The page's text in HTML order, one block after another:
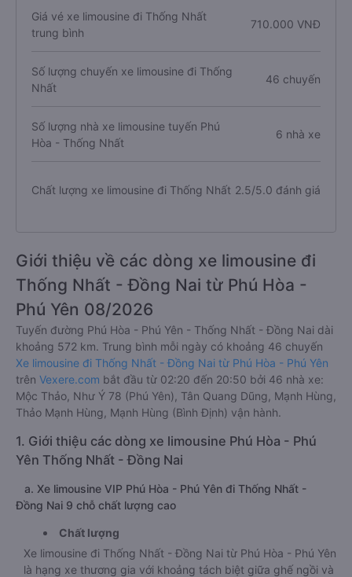
Giá vé xe limousine đi Thống Nhất
trung bình
710.000 VNĐ
Số lượng chuyến xe limousine đi Thống
Nhất
46 chuyến
Số lượng nhà xe limousine tuyến Phú
Hòa - Thống Nhất
6 nhà xe
Chất lượng xe limousine đi Thống Nhất 2.5/5.0 đánh giá
Giới thiệu về các dòng xe limousine đi
Thống Nhất - Đồng Nai từ Phú Hòa -
Phú Yên 08/2026
Tuyến đường Phú Hòa - Phú Yên - Thống Nhất - Đồng Nai dài
khoảng 572 km. Trung bình mỗi ngày có khoảng 46 chuyến
Xe limousine đi Thống Nhất - Đồng Nai từ Phú Hòa - Phú Yên
trên Vexere.com bắt đầu từ 02:20 đến 20:50 bởi 46 nhà xe:
Mộc Thảo, Như Ý 78 (Phú Yên), Tân Quang Dũng, Mạnh Hùng,
Thảo Mạnh Hùng, Mạnh Hùng (Bình Định) vận hành.
1. Giới thiệu các dòng xe limousine Phú Hòa - Phú
Yên Thống Nhất - Đồng Nai
a. Xe limousine VIP Phú Hòa - Phú Yên đi Thống Nhất -
Đồng Nai 9 chỗ chất lượng cao
Chất lượng
Xe limousine đi Thống Nhất - Đồng Nai từ Phú Hòa - Phú Yên
là hạng xe thương gia với khoảng tách biệt giữa ghế ngồi và